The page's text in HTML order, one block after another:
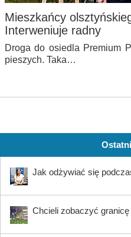
Mieszkańcy
Interweniuje radny
Droga do osiedla Premium
pieszych. Taka…
Jak odżywiać się
Chcieli zobaczyć granicę